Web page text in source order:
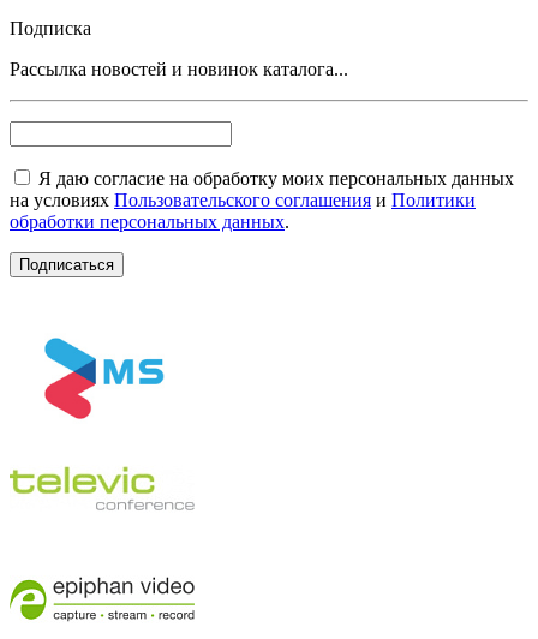
Подписка
Рассылка новостей и новинок каталога...
Я даю согласие на обработку моих персональных данных
на условиях Пользовательского соглашения и Политики
обработки персональных данных.